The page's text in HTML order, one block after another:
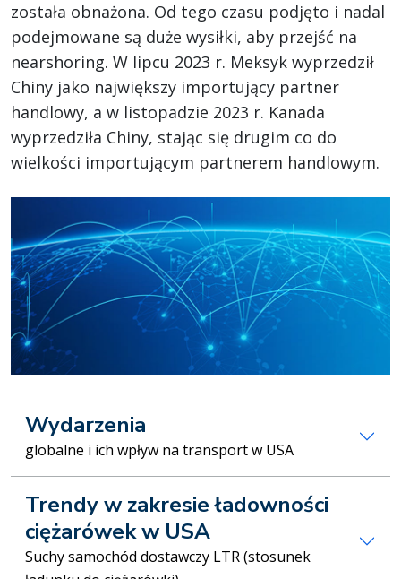
została obnażona. Od tego czasu podjęto i nadal
podejmowane są duże wysiłki, aby przejść na
nearshoring. W lipcu 2023 r. Meksyk wyprzedził
Chiny jako największy importujący partner
handlowy, a w listopadzie 2023 r. Kanada
wyprzedziła Chiny, stając się drugim co do
wielkości importującym partnerem handlowym.
Wydarzenia
globalne i ich wpływ na transport w USA
Trendy w zakresie ładowności
ciężarówek w USA
Suchy samochód dostawczy LTR (stosunek